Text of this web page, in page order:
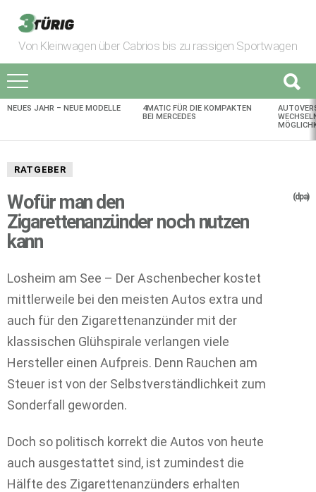
Von Kleinwagen über Cabrios bis zu rassigen Sportwagen
AKTUELLES
NEUES JAHR – NEUE MODELLE
4MATIC FÜR DIE KOMPAKTEN
BEI MERCEDES
RATGEBER
Wofür man den
Zigarettenanzünder noch nutzen
kann
(dpa)
Losheim am See – Der Aschenbecher kostet
mittlerweile bei den meisten Autos extra und
auch für den Zigarettenanzünder mit der
klassischen Glühspirale verlangen viele
Hersteller einen Aufpreis. Denn Rauchen am
Steuer ist von der Selbstverständlichkeit zum
Sonderfall geworden.
Doch so politisch korrekt die Autos von heute
auch ausgestattet sind, ist zumindest die
Hälfte des Zigarettenanzünders erhalten